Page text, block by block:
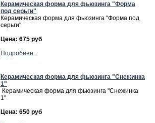
Керамическая форма для фьюзинга "Форма
под серьги"
Керамическая форма для фьюзинга "Форма под
серьги"
Цена: 675 руб
Подробнее...
Керамическая форма для фьюзинга "Снежинка
1"
Керамическая форма для фьюзинга "Снежинка
1"
Цена: 650 руб